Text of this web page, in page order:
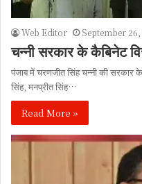
Web Editor September 26,
चन्नी सरकार के कैबिनेट
पंजाब में चरणजीत सिंह चन्नी की सरकार
सिंह, मनप्रीत सिंह…
Read More »